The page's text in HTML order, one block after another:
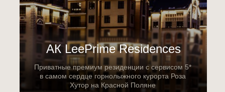
Приватные премиум резиденции с сервисом 5*
в самом сердце горнолыжного курорта Роза
Хутор на Красной Поляне
АК LeePrime Residences